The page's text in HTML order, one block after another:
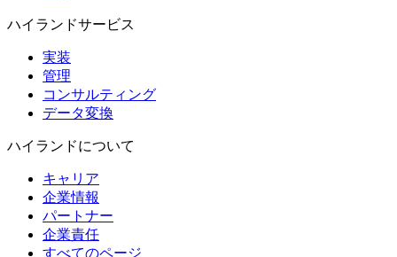
ハイランドサービス
実装
管理
コンサルティング
データ変換
ハイランドについて
キャリア
企業情報
パートナー
企業責任
すべてのページ